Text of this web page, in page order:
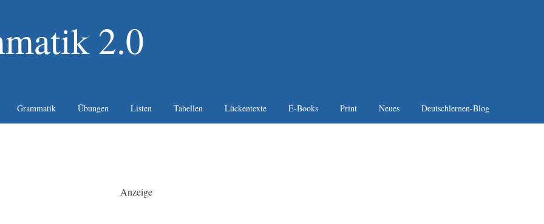
2.0
Grammatik Übungen Listen Tabellen Lückentexte E-Books Print Neues Deutschlernen-Blog
Anzeige